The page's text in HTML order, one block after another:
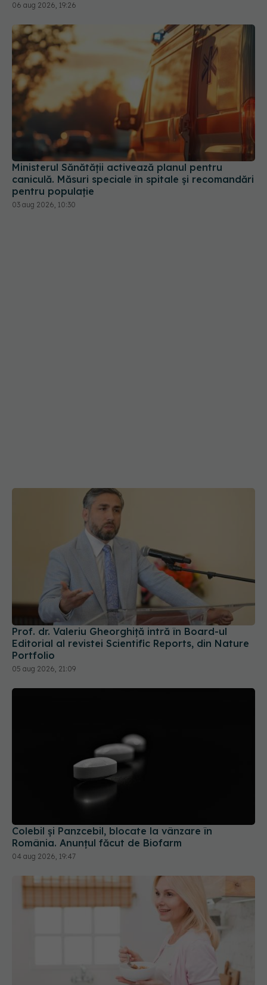
Ministerul Sănătății activează planul pentru
caniculă. Măsuri speciale în spitale și recomandări
pentru populație
03 aug 2026, 10:30
Prof. dr. Valeriu Gheorghiță intră în Board-ul
Editorial al revistei Scientific Reports, din Nature
Portfolio
05 aug 2026, 21:09
România. Anunțul făcut de Biofarm
Fereastra alimentară de opt ore ar putea ajuta